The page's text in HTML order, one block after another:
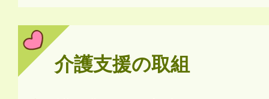
介護支援の取組